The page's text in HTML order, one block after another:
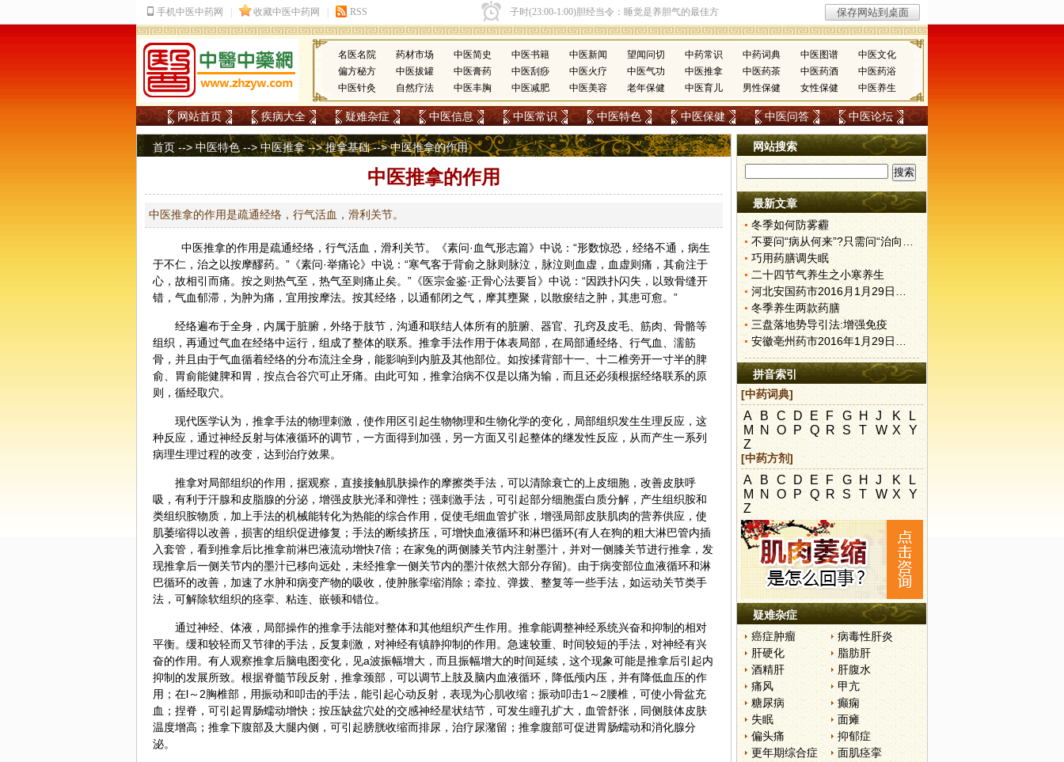
名医名院 药材市场 中医简史 中医书籍 中医新闻 望闻问切 中药常识 中药词典 中医图谱
中医文化
偏方秘方
中医拔罐 中医膏药 中医刮痧 中医火疗 中医气功 中医推拿 中医药茶 中医药酒
中医药浴
中医针灸
自然疗法 中医丰胸 中医减肥 中医美容 老年保健 中医育儿 男性保健 女性保健 中医养生
网站首页 疾病大全 疑难杂症 中医信息 中医常识 中医特色 中医保健 中医问答 中医论坛
首页 -->中医特色 -->中医推拿-->推拿基础--> 中医推拿的作用
中医推拿的作用
中医推拿的作用是疏通经络，行气活血，滑利关节。
中医推拿的作用是疏通经络 ，行气活血，滑利关节。《素问·血气形志篇》中说：“形数惊恐，经络不通，病生
于不仁，治之以按摩醪药。”《素问·举痛论》中说：“寒气客于背俞之脉则脉泣，脉泣则血虚，血虚则痛，其俞注于
心，故相引而痛。按之则热气至，热气至则痛止矣。”《医宗金鉴·正骨心法要旨》中说：“因跌扑闪失，以致骨缝开
错，气血郁滞，为肿为痛，宜用按摩法。按其经络，以通郁闭之气，摩其壅聚，以散瘀结之肿，其患可愈。”
经络遍布于全身，内属于脏腑，外络于肢节，沟通和联结人体所有的脏腑、器官、孔窍及皮毛、筋肉、骨骼等
组织，再通过气血在经络中运行，组成了整体的联系。推拿手法作用于体表局部，在局部通经络、行气血、濡筋
骨，并且由于气血循着经络的分布流注全身，能影响到内脏及其他部位。如按揉背部十一、十二椎旁开一寸半的脾
俞、胃俞能健脾和胃，按点合谷穴可止牙痛。由此可知，推拿治病不仅是以痛为输，而且还必须根据经络联系的原
则，循经取穴。
现代医学认为，推拿手法的物理刺激，使作用区引起生物物理和生物化学的变化，局部组织发生生理反应，这
种反应，通过神经反射与体液循环的调节，一方面得到加强，另一方面又引起整体的继发性反应，从而产生一系列
病理生理过程的改变，达到治疗效果。
推拿对局部组织的作用，据观察，直接接触肌肤操作的摩擦类手法，可以清除衰亡的上皮细胞，改善皮肤呼
吸，有利于汗腺和皮脂腺的分泌，增强皮肤光泽和弹性；强刺激手法，可引起部分细胞蛋白质分解，产生组织胺和
类组织胺物质，加上手法的机械能转化为热能的综合作用，促使毛细血管扩张，增强局部皮肤肌肉的营养供应，使
肌萎缩得以改善，损害的组织促进修复；手法的断续挤压，可增快血液循环和淋巴循环(有人在狗的粗大淋巴管内插
入套管，看到推拿后比推拿前淋巴液流动增快7倍；在家兔的两侧膝关节内注射墨汁，并对一侧膝关节进行推拿，发
现推拿后一侧关节内的墨汁已移向远处，未经推拿一侧关节内的墨汁依然大部分存留)。由于病变部位血液循环和淋
巴循环的改善，加速了水肿和病变产物的吸收，使肿胀挛缩消除；牵拉、弹拨、整复等一些手法，如运动关节类手
法，可解除软组织的痉挛、粘连、嵌顿和错位。
通过神经、体液，局部操作的推拿手法能对整体和其他组织产生作用。推拿能调整神经系统兴奋和抑制的相对
平衡。缓和较轻而又节律的手法，反复刺激，对神经有镇静抑制的作用。急速较重、时间较短的手法，对神经有兴
奋的作用。有人观察推拿后脑电图变化，见a波振幅增大，而且振幅增大的时间延续，这个现象可能是推拿后引起内
抑制的发展所致。根据脊髓节段反射，推拿颈部，可以调节上肢及脑内血液循环，降低颅内压，并有降低血压的作
用；在l～2胸椎部，用振动和叩击的手法，能引起心动反射，表现为心肌收缩；振动叩击1～2腰椎，可使小骨盆充
血；捏脊，可引起胃肠蠕动增快；按压缺盆穴处的交感神经星状结节，可发生瞳孔扩大，血管舒张，同侧肢体皮肤
温度增高；推拿下腹部及大腿内侧，可引起膀胱收缩而排尿，治疗尿潴留；推拿腹部可促进胃肠蠕动和消化腺分
泌。
网站搜索
最新文章
冬季如何防雾霾
不要问“病从何来”?只需问“治向何去”?
巧用药膳调失眠
二十四节气养生之小寒养生
河北安国药市2016月1月29日快讯
冬季养生两款药膳
三盘落地势导引法:增强免疫
安徽亳州药市2016年1月29日快讯
拼音索引
[中药词典]
A B C D E F G H J K
L
M N O P Q R S T W X
Y
Z
[中药方剂]
A B C D E F G H J K
L
M N O P Q R S T W X
Y
Z
疑难杂症
癌症肿瘤
病毒性肝炎
肝硬化
脂肪肝
酒精肝
肝腹水
痛风
甲亢
糖尿病
癫痫
失眠
面瘫
偏头痛
抑郁症
更年期综合症
面肌痉挛